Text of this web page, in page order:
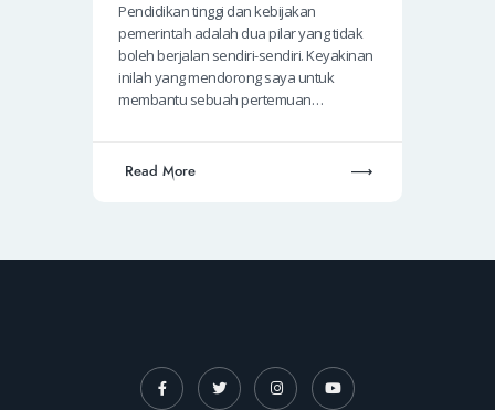
Pendidikan tinggi dan kebijakan
pemerintah adalah dua pilar yang tidak
boleh berjalan sendiri-sendiri. Keyakinan
inilah yang mendorong saya untuk
membantu sebuah pertemuan…
Read More